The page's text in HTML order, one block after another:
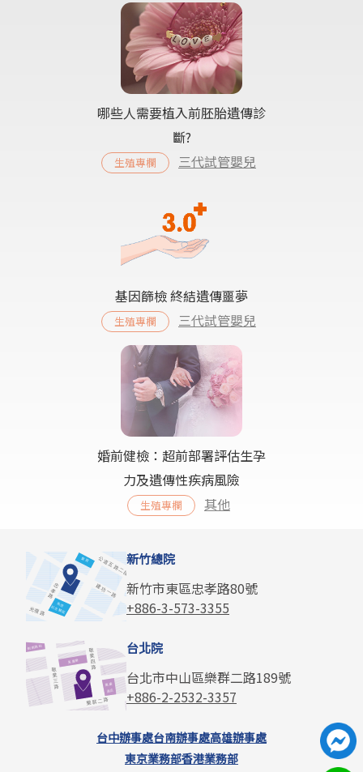
哪些人需要植入前胚胎遺傳診
斷?
生殖專欄 三代試管嬰兒
基因篩檢 終結遺傳噩夢
生殖專欄 三代試管嬰兒
婚前健檢：超前部署評估生孕
力及遺傳性疾病風險
生殖專欄 其他
新竹總院
新竹市東區忠孝路80號
+886-3-573-3355
台北院
台北市中山區樂群二路189號
+886-2-2532-3357
台中辦事處台南辦事處高雄辦事處
東京業務部香港業務部